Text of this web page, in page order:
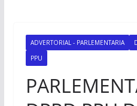
ADVERTORIAL - PARLEMENTARIA
PPU